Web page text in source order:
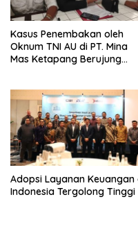
Kasus Penembakan oleh
Oknum TNI AU di PT. Mina
Mas Ketapang Berujung
Adopsi Layanan Keuangan
Indonesia Tergolong Tinggi